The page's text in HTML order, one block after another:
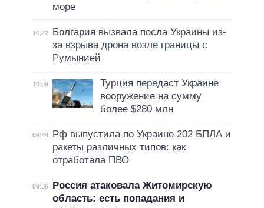
море
10:22
Болгария вызвала посла Украины из-
за взрыва дрона возле границы с
Румынией
10:09
Турция передаст Украине
вооружение на сумму
более $280 млн
09:44
Рф выпустила по Украине 202 БПЛА и
ракеты различных типов: как
отработала ПВО
09:36
Россия атаковала Житомирскую
область: есть попадания и